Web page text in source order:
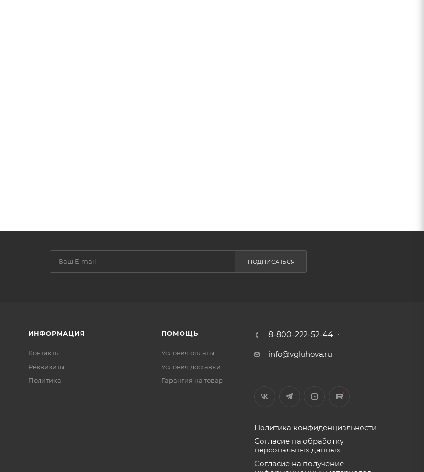
ПОДПИСАТЬСЯ
ИНФОРМАЦИЯ
Контакты
Реквизиты
Политика
ПОМОЩЬ
Условия оплаты
Условия доставки
Гарантия на товар
8-800-222-52-44
info@vgluhova.ru
Политика конфиденциальности
Согласие на обработку
персональных данных
Согласие на получение